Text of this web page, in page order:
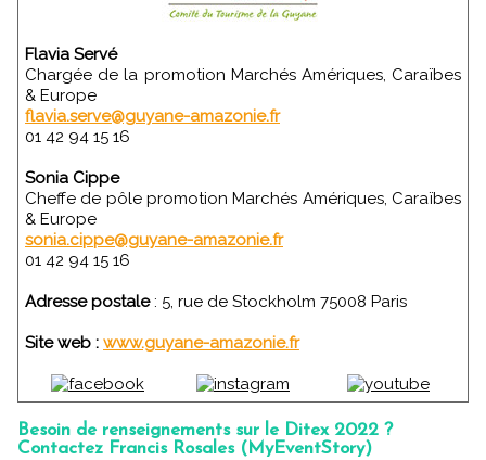
Flavia Servé
Chargée de la promotion Marchés Amériques, Caraïbes
& Europe
flavia.serve@guyane-amazonie.fr
01 42 94 15 16
Sonia Cippe
Cheffe de pôle promotion Marchés Amériques, Caraïbes
& Europe
sonia.cippe@guyane-amazonie.fr
01 42 94 15 16
Adresse postale: 5, rue de Stockholm 75008 Paris
Site web : www.guyane-amazonie.fr
Besoin de renseignements sur le Ditex 2022 ?
Contactez Francis Rosales (MyEventStory)